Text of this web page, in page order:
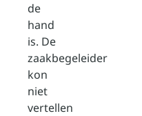
de
hand
is. De
zaakbegeleider
kon
niet
vertellen